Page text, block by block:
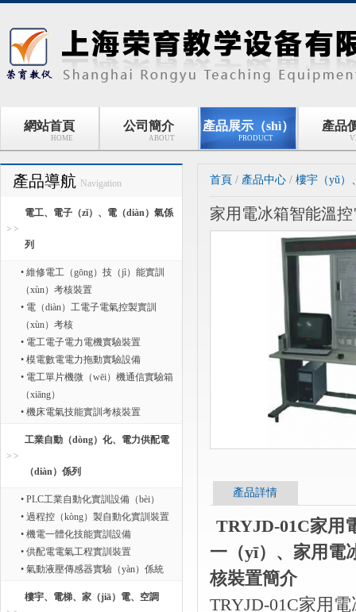
網站首頁
HOME
公司簡介
ABOUT
產品展示（shì）
PRODUCT
產品
產品導航 Navigation
電工、電子（zǐ）、電（diàn）氣係
列
• 維修電工（gōng）技（jì）能實訓
（xùn）考核裝置
• 電（diàn）工電子電氣控製實訓
（xùn）考核
• 電工電子電力電機實驗裝置
• 模電數電電力拖動實驗設備
• 電工單片機微（wēi）機通信實驗箱
（xiāng）
• 機床電氣技能實訓考核裝置
工業自動（dòng）化、電力供配電
（diàn）係列
• PLC工業自動化實訓設備（bèi）
• 過程控（kòng）製自動化實訓裝置
• 機電一體化技能實訓設備
• 供配電電氣工程實訓裝置
• 氣動液壓傳感器實驗（yàn）係統
樓宇、電梯、家（jiā）電、空調
首頁 / 產品中心 / 樓宇（yǔ）
家用電冰箱智能溫
產品詳情
TRYJD-01C家用
一（yī）、家用電
核裝置簡介
TRYJD-01C家用